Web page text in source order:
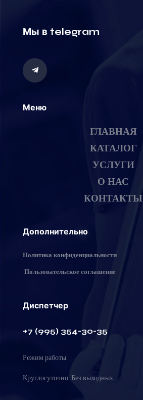
Мы в telegram
Меню
ГЛАВНАЯ
КАТАЛОГ
УСЛУГИ
О НАС
КОНТАКТЫ
Дополнительно
Политика конфиденциальности
Пользовательское соглашение
Диспетчер
+7 (995) 354-30-35
Режим работы:
Круглосуточно. Без выходных.